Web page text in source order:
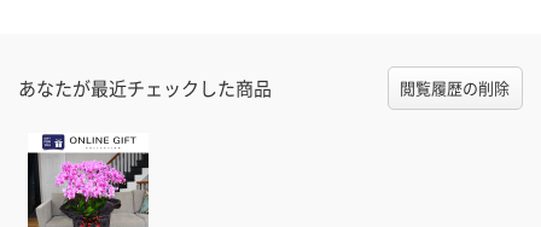
あなたが最近チェックした商品 閲覧履歴の削除